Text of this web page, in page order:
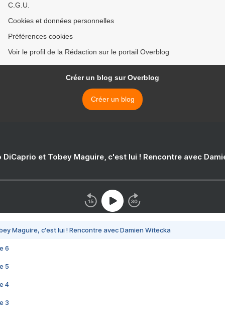
C.G.U.
Cookies et données personnelles
Préférences cookies
Voir le profil de la Rédaction sur le portail Overblog
Créer un blog sur Overblog
Créer un blog
DiCaprio et Tobey Maguire, c'est lui ! Rencontre avec
Maguire, c'est lui ! Rencontre avec Damien Witecka
6
5
4
3